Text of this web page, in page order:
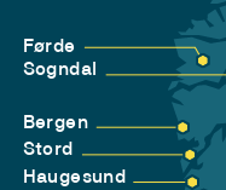
Førde
Sogndal
Bergen
Stord
Haugesund